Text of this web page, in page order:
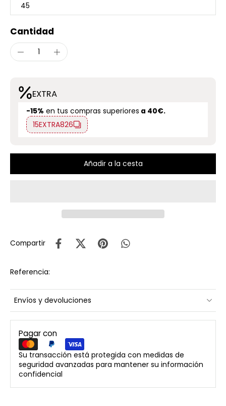
45
Cantidad
EXTRA
-15% en tus compras superiores a 40€.
15EXTRA826
Añadir a la cesta
Compartir
Referencia:
Envíos y devoluciones
Pagar con
Su transacción está protegida con medidas de
seguridad avanzadas para mantener su información
confidencial